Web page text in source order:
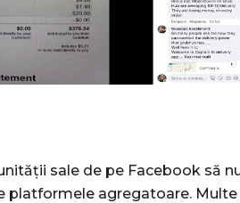
sale de pe Facebook să
platformele agregatoare.